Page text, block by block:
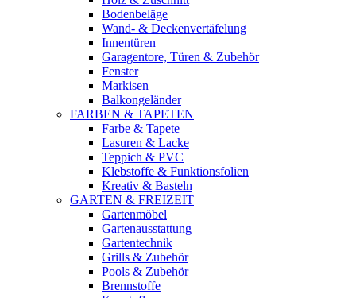
Bodenbeläge
Wand- & Deckenvertäfelung
Innentüren
Garagentore, Türen & Zubehör
Fenster
Markisen
Balkongeländer
FARBEN & TAPETEN
Farbe & Tapete
Lasuren & Lacke
Teppich & PVC
Klebstoffe & Funktionsfolien
Kreativ & Basteln
GARTEN & FREIZEIT
Gartenmöbel
Gartenausstattung
Gartentechnik
Grills & Zubehör
Pools & Zubehör
Brennstoffe